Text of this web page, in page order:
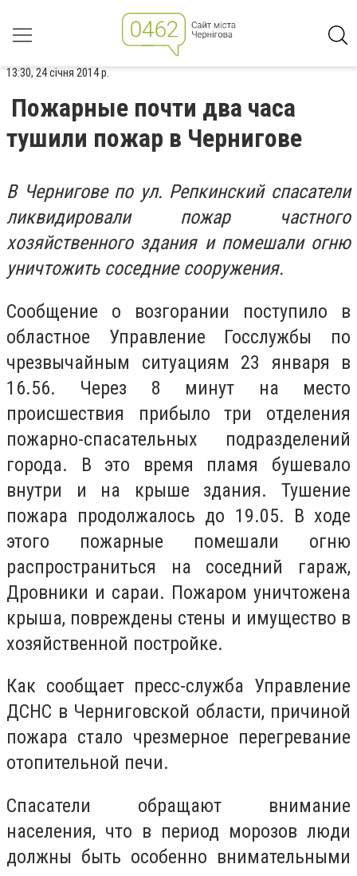
13:30, 24 січня 2014 р.
Пожарные почти два часа
тушили пожар в Чернигове
В Чернигове по ул. Репкинский спасатели
ликвидировали пожар частного
хозяйственного здания и помешали огню
уничтожить соседние сооружения.
Сообщение о возгорании поступило в
областное Управление Госслужбы по
чрезвычайным ситуациям 23 января в
16.56. Через 8 минут на место
происшествия прибыло три отделения
пожарно-спасательных подразделений
города. В это время пламя бушевало
внутри и на крыше здания. Тушение
пожара продолжалось до 19.05. В ходе
этого пожарные помешали огню
распространиться на соседний гараж,
Дровники и сараи. Пожаром уничтожена
крыша, повреждены стены и имущество в
хозяйственной постройке.
Как сообщает пресс-служба Управление
ДСНС в Черниговской области, причиной
пожара стало чрезмерное перегревание
отопительной печи.
Спасатели обращают внимание
населения, что в период морозов люди
должны быть особенно внимательными